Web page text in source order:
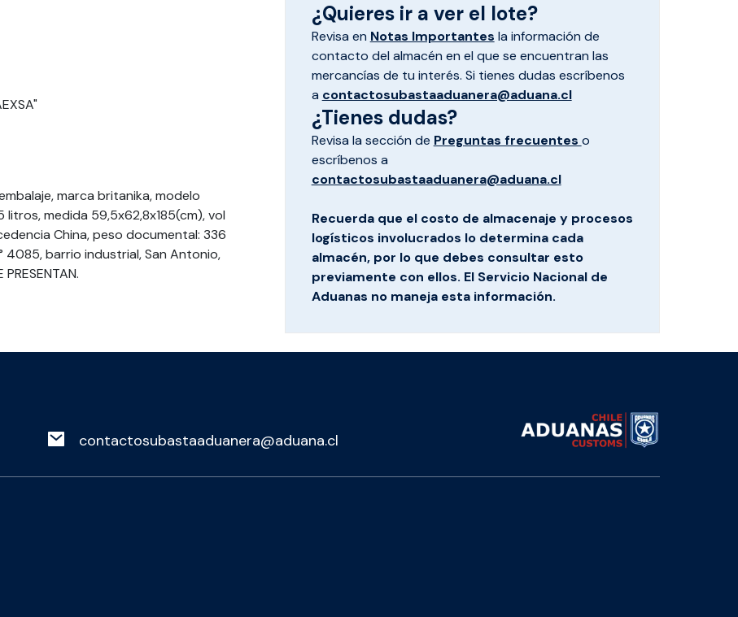
marca britanika, modelo
medida 59,5x62,8x185(cm), vol
China, peso documental: 336
4085, barrio industrial, San Antonio,
¿Quieres ir a ver el lote?
Revisa en Notas Importantes la información de
contacto del almacén en el que se encuentran las
mercancías de tu interés. Si tienes dudas escríbenos
a contactosubastaaduanera@aduana.cl
¿Tienes dudas?
Revisa la sección de Preguntas frecuentes o
escríbenos a
contactosubastaaduanera@aduana.cl
Recuerda que el costo de almacenaje y procesos
logísticos involucrados lo determina cada
almacén, por lo que debes consultar esto
previamente con ellos. El Servicio Nacional de
Aduanas no maneja esta información.
contactosubastaaduanera@aduana.cl